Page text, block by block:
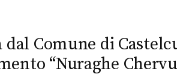
dal Comune di
“Nuraghe